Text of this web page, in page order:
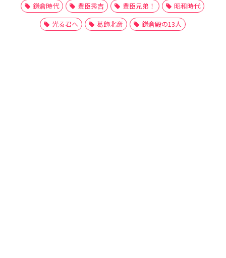
鎌倉時代
豊臣秀吉 豊臣兄弟！
昭和時代
光る君へ
葛飾北斎 鎌倉殿の13人